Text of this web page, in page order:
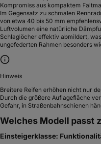
Kompromiss aus kompaktem
Im Gegensatz zu schmalen
von etwa 40 bis 50 mm
Luftvolumen eine natürliche
Schlaglöcher effektiv abmildert,
ungefederten Rahmen besonders
Hinweis
Breitere Reifen erhöhen nicht nur
Durch die größere Auflagefläche
Gefahr, in Straßenbahnschienen
Welches Modell passt
Einsteigerklasse: